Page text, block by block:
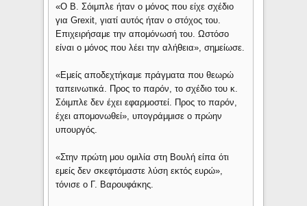
«Ο Β. Σόιμπλε ήταν ο μόνος που είχε σχέδιο
για Grexit, γιατί αυτός ήταν ο στόχος του.
Επιχειρήσαμε την απομόνωσή του. Ωστόσο
είναι ο μόνος που λέει την αλήθεια», σημείωσε.
«Εμείς αποδεχτήκαμε πράγματα που θεωρώ
ταπεινωτικά. Προς το παρόν, το σχέδιο του κ.
Σόιμπλε δεν έχει εφαρμοστεί. Προς το παρόν,
έχει απομονωθεί», υπογράμμισε ο πρώην
υπουργός.
«Στην πρώτη μου ομιλία στη Βουλή είπα ότι
εμείς δεν σκεφτόμαστε λύση εκτός ευρώ»,
τόνισε ο Γ. Βαρουφάκης.